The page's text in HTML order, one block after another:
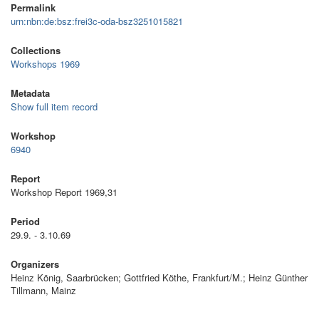
Permalink
urn:nbn:de:bsz:frei3c-oda-bsz3251015821
Collections
Workshops 1969
Metadata
Show full item record
Workshop
6940
Report
Workshop Report 1969,31
Period
29.9. - 3.10.69
Organizers
Heinz König, Saarbrücken; Gottfried Köthe, Frankfurt/M.; Heinz Günther
Tillmann, Mainz